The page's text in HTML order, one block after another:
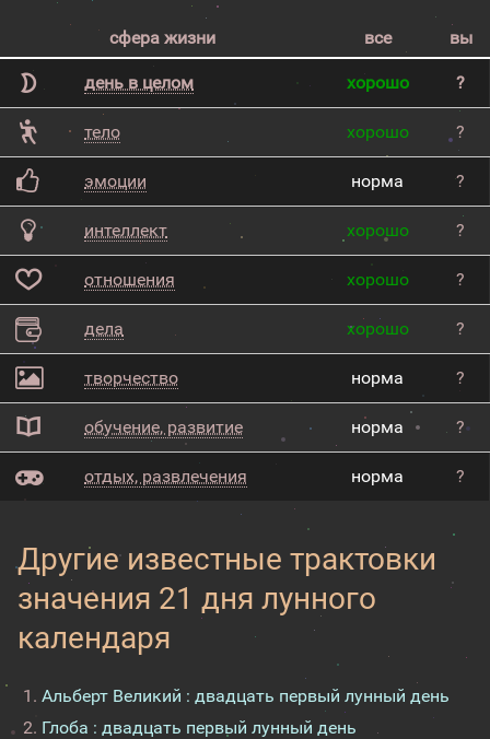
сфера жизни все вы
день в целом хорошо ?
тело хорошо ?
эмоции норма ?
интеллект хорошо ?
отношения хорошо ?
дела хорошо ?
творчество норма ?
обучение, развитие норма ?
отдых, развлечения норма ?
Другие известные трактовки
значения 21 дня лунного
календаря
Альберт Великий : двадцать первый лунный день
Глоба : двадцать первый лунный день